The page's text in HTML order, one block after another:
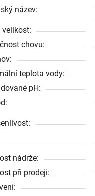
název:
velikost:
chovu:
teplota vody:
pH:
nádrže:
při prodeji: